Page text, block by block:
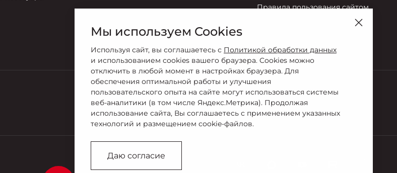
Правила пользования сайтом
Продажи
8 (8442) 72-27-22
Мы используем Cookies
Используя сайт, вы соглашаетесь с Политикой обработки данных
и использованием cookies вашего браузера. Cookies можно
отключить в любой момент в настройках браузера. Для
обеспечения оптимальной работы и улучшения
пользовательского опыта на сайте могут использоваться системы
веб-аналитики (в том числе Яндекс.Метрика). Продолжая
использование сайта, Вы соглашаетесь с применением указанных
технологий и размещением cookie-файлов.
Даю согласие